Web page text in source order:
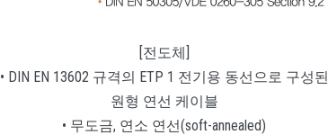
[전도체]
• DIN EN 13602 규격의 ETP 1 전기용 동선으로 구성된
원형 연선 케이블
• 무도금, 연소 연선(soft-annealed)